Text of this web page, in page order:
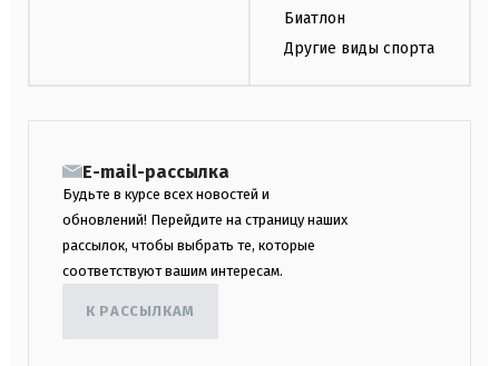
Биатлон
Другие виды спорта
E-mail-рассылка
Будьте в курсе всех новостей и
обновлений! Перейдите на страницу наших
рассылок, чтобы выбрать те, которые
соответствуют вашим интересам.
К РАССЫЛКАМ